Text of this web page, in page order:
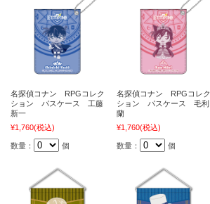
名探偵コナン RPGコレク
ション パスケース 工藤
新一
¥1,760(税込)
数量： 個
名探偵コナン RPGコレク
ション パスケース 毛利
蘭
¥1,760(税込)
数量： 個